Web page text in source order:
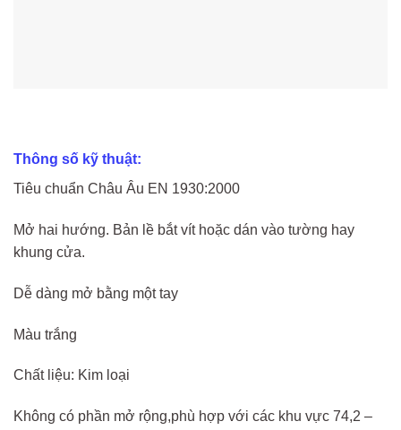
Thông số kỹ thuật:
Tiêu chuẩn Châu Âu EN 1930:2000
Mở hai hướng. Bản lề bắt vít hoặc dán vào tường hay
khung cửa.
Dễ dàng mở bằng một tay
Màu trắng
Chất liệu: Kim loại
Không có phần mở rộng,phù hợp với các khu vực 74,2 –